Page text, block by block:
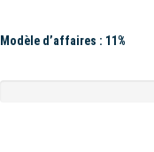
Modèle d’affaires : 11%